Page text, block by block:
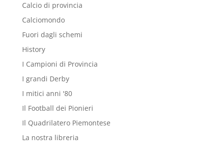
Calcio di provincia
Calciomondo
Fuori dagli schemi
History
I Campioni di Provincia
I grandi Derby
I mitici anni '80
Il Football dei Pionieri
Il Quadrilatero Piemontese
La nostra libreria